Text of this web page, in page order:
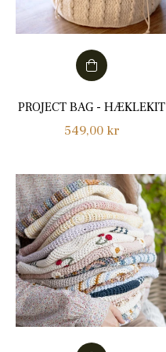
PROJECT BAG - HÆKLEKIT
Normalpris
549,00 kr